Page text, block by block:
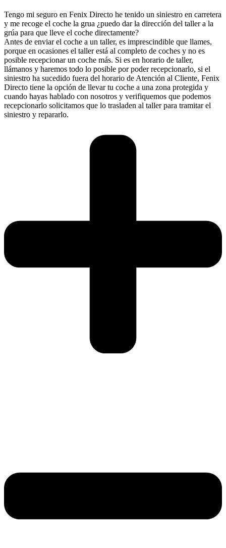
Tengo mi seguro en Fenix Directo he tenido un siniestro en carretera
y me recoge el coche la grua ¿puedo dar la dirección del taller a la
grúa para que lleve el coche directamente?
Antes de enviar el coche a un taller, es imprescindible que llames,
porque en ocasiones el taller está al completo de coches y no es
posible recepcionar un coche más. Si es en horario de taller,
llámanos y haremos todo lo posible por poder recepcionarlo, si el
siniestro ha sucedido fuera del horario de Atención al Cliente, Fenix
Directo tiene la opción de llevar tu coche a una zona protegida y
cuando hayas hablado con nosotros y verifiquemos que podemos
recepcionarlo solicitamos que lo trasladen al taller para tramitar el
siniestro y repararlo.